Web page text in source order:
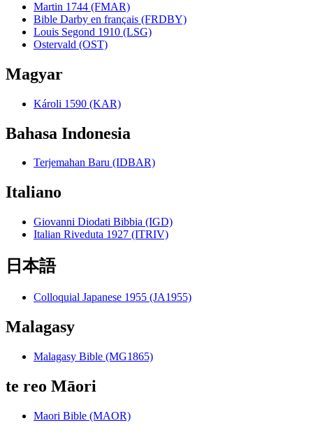
Martin 1744 (FMAR)
Bible Darby en français (FRDBY)
Louis Segond 1910 (LSG)
Ostervald (OST)
Magyar
Károli 1590 (KAR)
Bahasa Indonesia
Terjemahan Baru (IDBAR)
Italiano
Giovanni Diodati Bibbia (IGD)
Italian Riveduta 1927 (ITRIV)
日本語
Colloquial Japanese 1955 (JA1955)
Malagasy
Malagasy Bible (MG1865)
te reo Māori
Maori Bible (MAOR)